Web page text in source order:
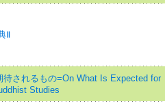
Ⅱ
待されるもの=On What Is Expected for
Studies